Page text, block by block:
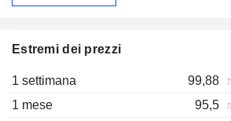
Estremi dei prezzi
1 settimana 99,88
1 mese
95,5